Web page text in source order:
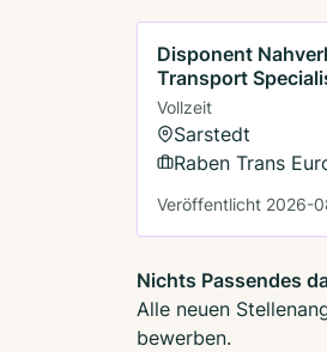
Disponent
Transport
Vollzeit
Sarstedt
Raben Trans
Veröffentlicht 2026-
Nichts Passendes
Alle neuen
bewerben.